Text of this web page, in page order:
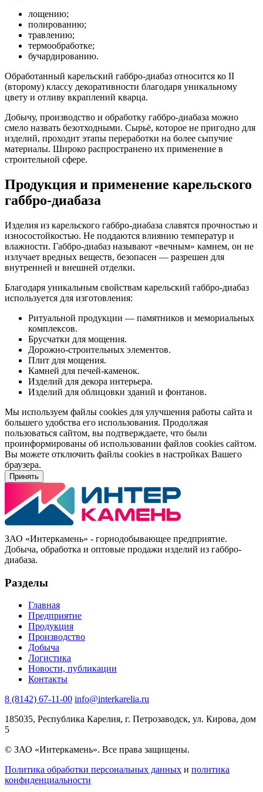
лощению;
полированию;
травлению;
термообработке;
бучардированию.
Обработанный карельский габбро-диабаз относится ко II
(второму) классу декоративности благодаря уникальному
цвету и отливу вкраплений кварца.
Добычу, производство и обработку габбро-диабаза можно
смело назвать безотходными. Сырьё, которое не пригодно для
изделий, проходит этапы переработки на более сыпучие
материалы. Широко распространено их применение в
строительной сфере.
Продукция и применение карельского
габбро-диабаза
Изделия из карельского габбро-диабаза славятся прочностью и
износостойкостью. Не поддаются влиянию температур и
влажности. Габбро-диабаз называют «вечным» камнем, он не
излучает вредных веществ, безопасен — разрешен для
внутренней и внешней отделки.
Благодаря уникальным свойствам карельский габбро-диабаз
используется для изготовления:
Ритуальной продукции — памятников и мемориальных
комплексов.
Брусчатки для мощения.
Дорожно-строительных элементов.
Плит для мощения.
Камней для печей-каменок.
Изделий для декора интерьера.
Изделий для облицовки зданий и фонтанов.
Мы используем файлы cookies для улучшения работы сайта и
большего удобства его использования. Продолжая
пользоваться сайтом, вы подтверждаете, что были
проинформированы об использовании файлов cookies сайтом.
Вы можете отключить файлы cookies в настройках Вашего
браузера.
Принять
ЗАО «Интеркамень» - горнодобывающее предприятие.
Добыча, обработка и оптовые продажи изделий из габбро-
диабаза.
Разделы
Главная
Предприятие
Продукция
Производство
Добыча
Логистика
Новости, публикации
Контакты
8 (8142) 67-11-00 info@interkarelia.ru
185035, Республика Карелия, г. Петрозаводск, ул. Кирова, дом
5
© ЗАО «Интеркамень». Все права защищены.
Политика обработки персональных данных и политика
конфиденциальности